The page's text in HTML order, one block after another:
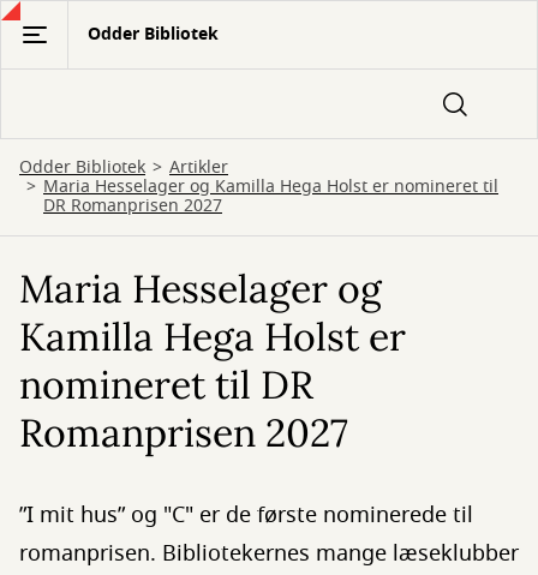
Gå
hovedindhold
Odder Bibliotek
Odder Bibliotek Artikler
Maria Hesselager og Kamilla Hega Holst er nomineret til
DR Romanprisen 2027
Maria Hesselager og
Kamilla Hega Holst er
nomineret til DR
Romanprisen 2027
”I mit hus” og "C" er de første nominerede til
romanprisen. Bibliotekernes mange læseklubber